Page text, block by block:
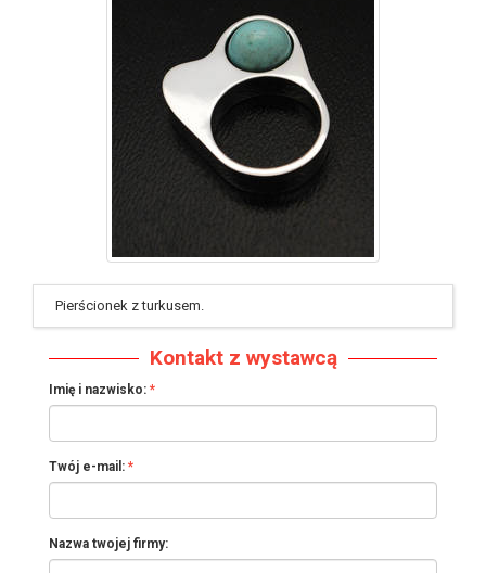
Pierścionek z turkusem.
Kontakt z wystawcą
Imię i nazwisko:
Twój e-mail:
Nazwa twojej firmy: